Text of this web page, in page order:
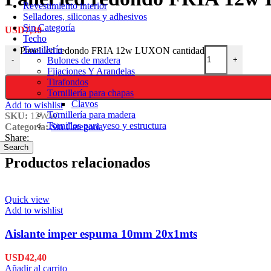
Revestimiento interior
Selladores, siliconas y adhesivos
Sin Categoría
Techo
Tornillería
Bulones de madera
Fijaciones Y Arandelas
Tirafondos
Tornillería para chapas
Clavos
Tornillería para madera
Tornillos para yeso y estructura
Search
USD7,30
-
Panel led redondo FRIA 12w LUXON cantidad
+
Add to wishlist
SKU: 12WW
Categoría: Sin Categoría
Share:
Productos relacionados
Quick view
Add to wishlist
Aislante imper espuma 10mm 20x1mts
USD42,40
Añadir al carrito